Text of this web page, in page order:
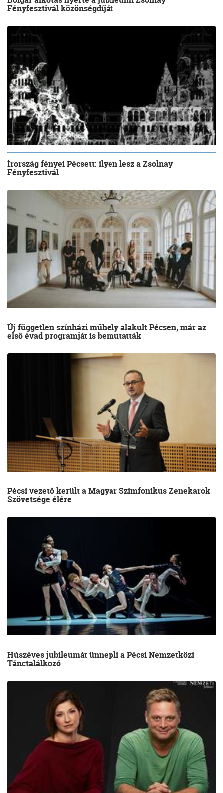
Fényfesztivál közönségdíját
Írország fényei Pécsett: ilyen lesz a Zsolnay
Fényfesztivál
Új független színházi műhely alakult Pécsen, már az
első évad programját is bemutatták
Pécsi vezető került a Magyar Szimfonikus Zenekarok
Szövetsége élére
Húszéves jubileumát ünnepli a Pécsi Nemzetközi
Tánctalálkozó